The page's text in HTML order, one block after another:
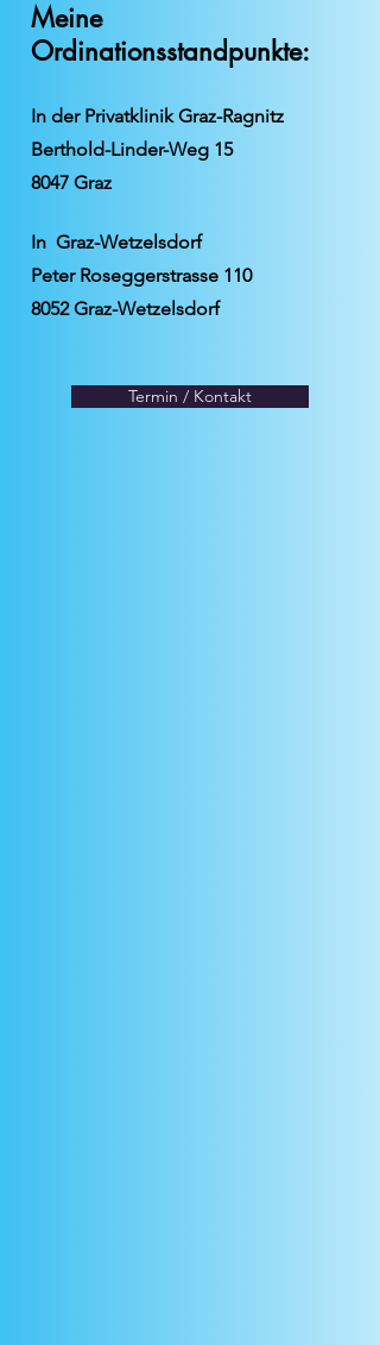
Meine
Ordinationsstandpunkte:
In der Privatklinik Graz-Ragnitz
Berthold-Linder-Weg 15
8047 Graz
In Graz-Wetzelsdorf
Peter Roseggerstrasse 110
8052 Graz-Wetzelsdorf
Termin / Kontakt